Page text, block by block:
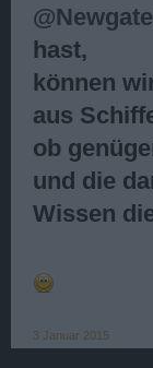
@Newgate
hast,
können
aus
ob
und die
Wissen
3 Januar 2015